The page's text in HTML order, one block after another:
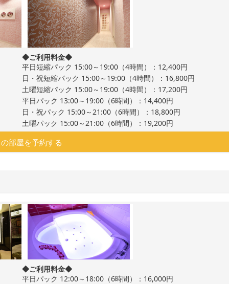
◆ご利用料金◆
平日短縮パック 15:00～19:00（4時間）：12,400円
日・祝短縮パック 15:00～19:00（4時間）：16,800円
土曜短縮パック 15:00～19:00（4時間）：17,200円
平日パック 13:00～19:00（6時間）：14,400円
日・祝パック 15:00～21:00（6時間）：18,800円
土曜パック 15:00～21:00（6時間）：19,200円
部屋を予約する
◆ご利用料金◆
平日パック 12:00～18:00（6時間）：16,000円